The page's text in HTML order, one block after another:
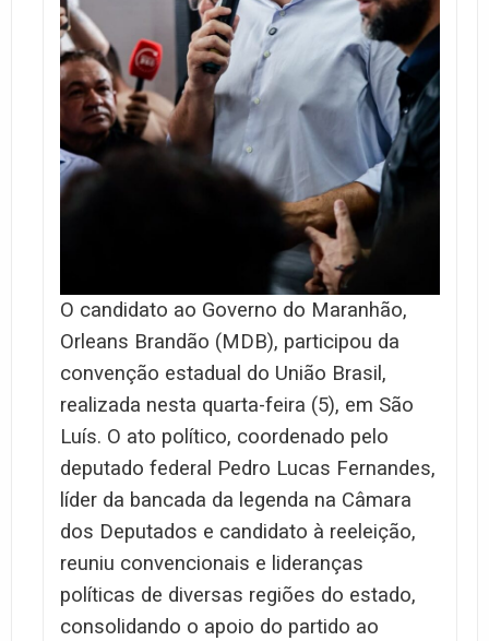
O candidato ao Governo do Maranhão,
Orleans Brandão (MDB), participou da
convenção estadual do União Brasil,
realizada nesta quarta-feira (5), em São
Luís. O ato político, coordenado pelo
deputado federal Pedro Lucas Fernandes,
líder da bancada da legenda na Câmara
dos Deputados e candidato à reeleição,
reuniu convencionais e lideranças
políticas de diversas regiões do estado,
consolidando o apoio do partido ao